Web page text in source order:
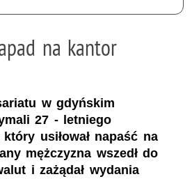
na kantor
w gdyńskim
27 - letniego
usiłował napaść na
mężczyzna wszedł do
i zażądał wydania